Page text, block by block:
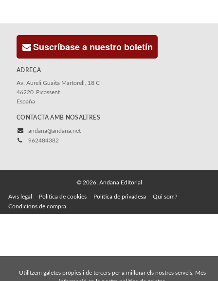
Suscríbase a nuestro boletín
ADREÇA
Av. Aureli Guaita Martorell, 18 C
46220 Picassent
España
CONTACTA AMB NOSALTRES
andana@andana.net
962484382
© 2026, Andana Editorial
Avís legal Política de cookies Política de privadesa
Qui som?
Condicions de compra
Utilitzem galetes pròpies i de tercers per a millorar els nostres serveis. Més